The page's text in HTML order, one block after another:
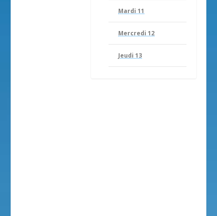
Mardi 11
Mercredi 12
Jeudi 13